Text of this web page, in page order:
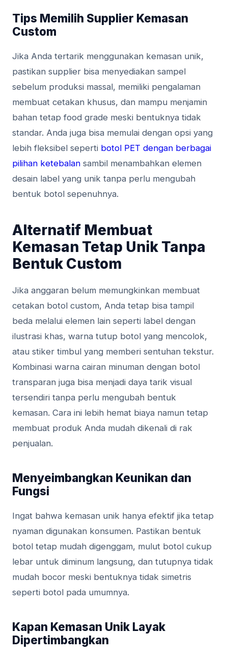
Tips Memilih Supplier Kemasan
Custom
Jika Anda tertarik menggunakan kemasan unik,
pastikan supplier bisa menyediakan sampel
sebelum produksi massal, memiliki pengalaman
membuat cetakan khusus, dan mampu menjamin
bahan tetap food grade meski bentuknya tidak
standar. Anda juga bisa memulai dengan opsi yang
lebih fleksibel seperti botol PET dengan berbagai
pilihan ketebalan sambil menambahkan elemen
desain label yang unik tanpa perlu mengubah
bentuk botol sepenuhnya.
Alternatif Membuat
Kemasan Tetap Unik Tanpa
Bentuk Custom
Jika anggaran belum memungkinkan membuat
cetakan botol custom, Anda tetap bisa tampil
beda melalui elemen lain seperti label dengan
ilustrasi khas, warna tutup botol yang mencolok,
atau stiker timbul yang memberi sentuhan tekstur.
Kombinasi warna cairan minuman dengan botol
transparan juga bisa menjadi daya tarik visual
tersendiri tanpa perlu mengubah bentuk
kemasan. Cara ini lebih hemat biaya namun tetap
membuat produk Anda mudah dikenali di rak
penjualan.
Menyeimbangkan Keunikan dan
Fungsi
Ingat bahwa kemasan unik hanya efektif jika tetap
nyaman digunakan konsumen. Pastikan bentuk
botol tetap mudah digenggam, mulut botol cukup
lebar untuk diminum langsung, dan tutupnya tidak
mudah bocor meski bentuknya tidak simetris
seperti botol pada umumnya.
Kapan Kemasan Unik Layak
Dipertimbangkan